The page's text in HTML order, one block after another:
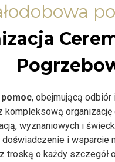
pomoc, obejmującą
kompleksową
wyznaniowych i
i wsparcie
troską o każdy szczegół